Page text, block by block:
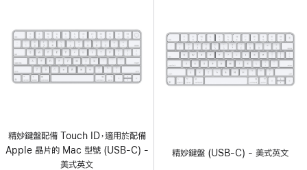
精妙鍵盤配備 Touch ID，適用於配備
Apple 晶片的 Mac 型號 (USB-C) -
美式英文
精妙鍵盤 (USB-C) - 美式英文